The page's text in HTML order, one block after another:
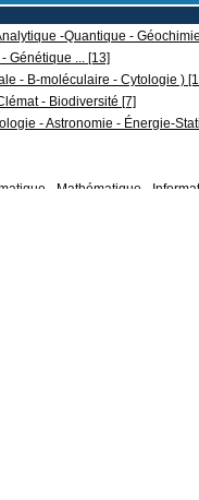
-Quantique -
Génétique ... [13]
- B-moléculaire - Cytologie )
- Biodiversité [7]
- Astronomie - Énergie-
- Mathématique -